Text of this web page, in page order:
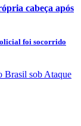
cabeça após
foi socorrido